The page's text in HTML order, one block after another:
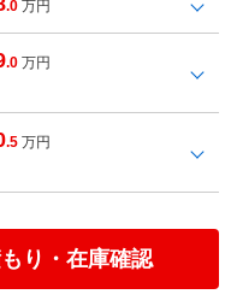
.0 万円
.0 万円
.5 万円
り・在庫確認